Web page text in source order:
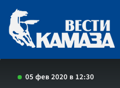
05 фев 2020 в 12:30